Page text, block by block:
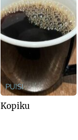
PUISI
Kopiku